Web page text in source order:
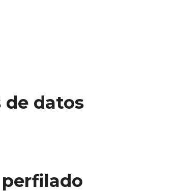
datos